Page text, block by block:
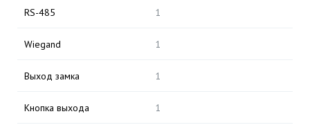
RS-485 1
Wiegand 1
Выход замка 1
Кнопка выхода 1